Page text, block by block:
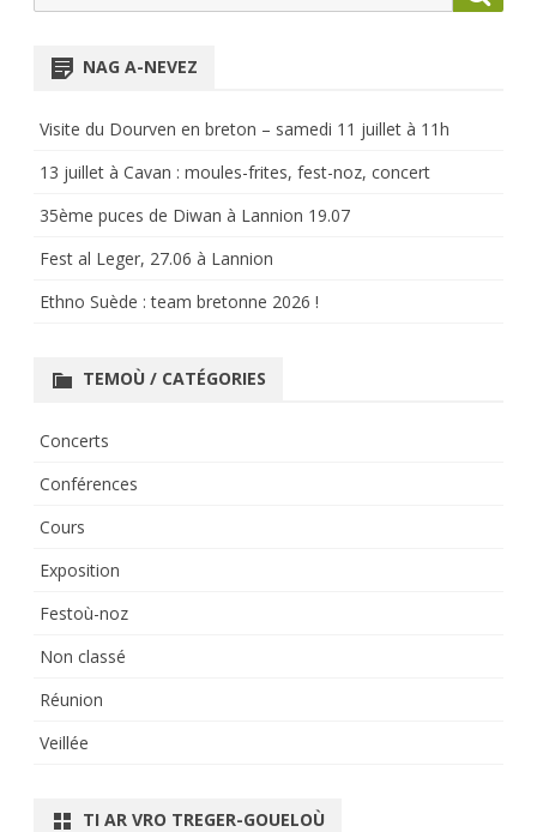
for:
NAG A-NEVEZ
Visite du Dourven en breton – samedi 11 juillet à 11h
13 juillet à Cavan : moules-frites, fest-noz, concert
35ème puces de Diwan à Lannion 19.07
Fest al Leger, 27.06 à Lannion
Ethno Suède : team bretonne 2026 !
TEMOÙ / CATÉGORIES
Concerts
Conférences
Cours
Exposition
Festoù-noz
Non classé
Réunion
Veillée
TI AR VRO TREGER-GOUELOÙ